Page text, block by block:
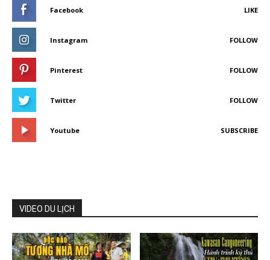
Facebook LIKE
Instagram FOLLOW
Pinterest FOLLOW
Twitter FOLLOW
Youtube SUBSCRIBE
VIDEO DU LỊCH